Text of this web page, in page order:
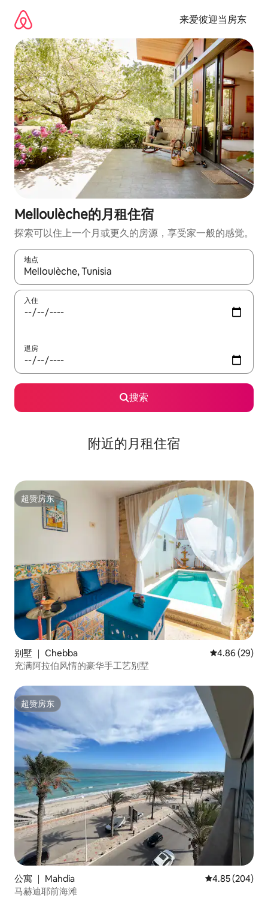
来爱彼迎当房东
Melloulèche的月租住宿
探索可以住上一个月或更久的房源，享受家一般的感觉。
地点
如有搜索结果，请使用上下方向键查看，或通过点击或滑动手势
入住
退房
搜索
附近的月租住宿
超赞房东
超赞房东
别墅 ｜ Chebba 平均评分 4.86
4.86 (29)
充满阿拉伯风情的豪华手工艺别墅
超赞房东
超赞房东
公寓 ｜ Mahdia 平均评分 4.85
4.85 (204)
马赫迪耶前海滩